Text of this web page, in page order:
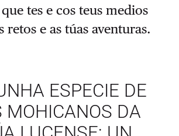
tes e cos teus medios
retos e as túas aventuras.
ESPECIE DE
MOHICANOS DA